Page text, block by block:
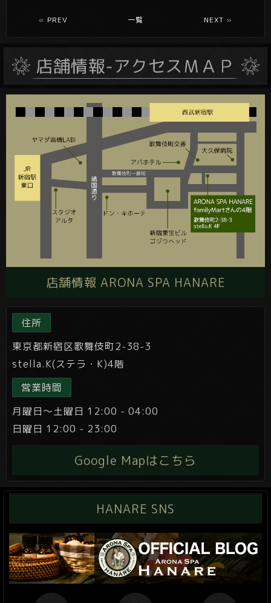
« PREV 一覧 NEXT »
店舗情報 ARONA SPA HANARE
住所
東京都新宿区歌舞伎町2-38-3
stella.K(ステラ・K)4階
営業時間
月曜日～土曜日 12:00 - 04:00
日曜日 12:00 - 23:00
Google Mapはこちら
HANARE SNS